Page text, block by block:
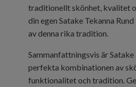
traditionellt skönhet, kvalitet
din egen Satake Tekanna
av denna rika tradition.
Sammanfattningsvis är Satake
perfekta kombinationen av
funktionalitet och tradition.